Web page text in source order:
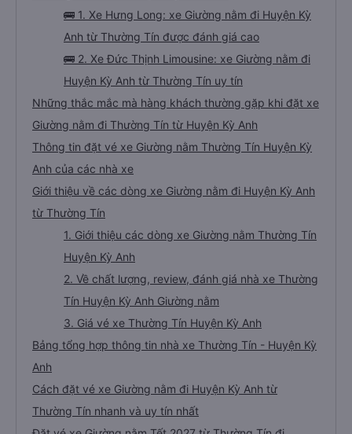
🚌 1. Xe Hưng Long: xe Giường nằm đi Huyện Kỳ
Anh từ Thường Tín được đánh giá cao
🚌 2. Xe Đức Thịnh Limousine: xe Giường nằm đi
Huyện Kỳ Anh từ Thường Tín uy tín
Những thắc mắc mà hàng khách thường gặp khi đặt xe
Giường nằm đi Thường Tín từ Huyện Kỳ Anh
Thông tin đặt vé xe Giường nằm Thường Tín Huyện Kỳ
Anh của các nhà xe
Giới thiệu về các dòng xe Giường nằm đi Huyện Kỳ Anh
từ Thường Tín
1. Giới thiệu các dòng xe Giường nằm Thường Tín
Huyện Kỳ Anh
2. Về chất lượng, review, đánh giá nhà xe Thường
Tín Huyện Kỳ Anh Giường nằm
3. Giá vé xe Thường Tín Huyện Kỳ Anh
Bảng tổng hợp thông tin nhà xe Thường Tín - Huyện Kỳ
Anh
Cách đặt vé xe Giường nằm đi Huyện Kỳ Anh từ
Thường Tín nhanh và uy tín nhất